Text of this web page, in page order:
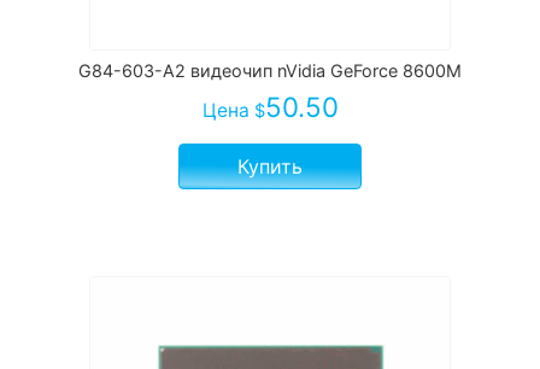
G84-603-A2 видеочип nVidia GeForce 8600M
Цена $50.50
Купить